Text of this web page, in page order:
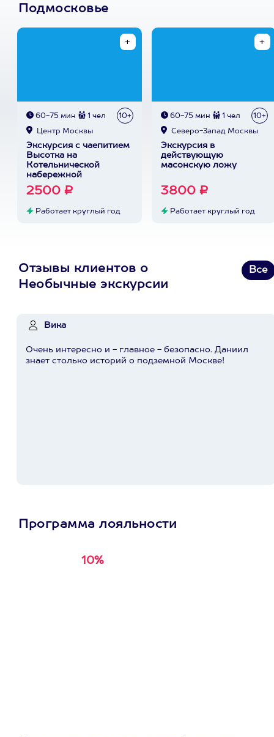
Подмосковье
60-75 мин 1 чел 10+
Центр Москвы
Экскурсия с чаепитием
Высотка на
Котельнической
набережной
2500 ₽
Работает круглый год
60-75 мин 1 чел 10+
Северо-Запад Москвы
Экскурсия в
действующую
масонскую ложу
3800 ₽
Работает круглый год
Отзывы клиентов о
Необычные экскурсии
Все
Вика
Очень интересно и - главное - безопасно. Даниил
знает столько историй о подземной Москве!
Программа лояльности
10%